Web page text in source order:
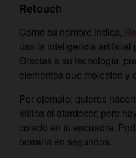
Retouch
Como su nombre indica,
usa la inteligencia artificial
Gracias a su tecnología,
elementos que molesten y
Por ejemplo, quieres
idílica al atardecer, pero
colado en tu encuadre.
borrarla en segundos.